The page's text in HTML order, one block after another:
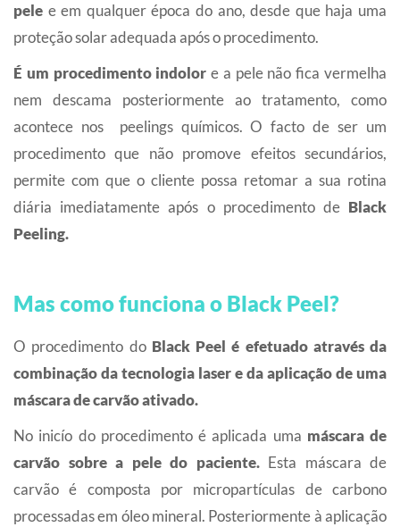
pele e em qualquer época do ano, desde que haja uma
proteção solar adequada após o procedimento.
É um procedimento indolor e a pele não fica vermelha
nem descama posteriormente ao tratamento, como
acontece nos peelings químicos. O facto de ser um
procedimento que não promove efeitos secundários,
permite com que o cliente possa retomar a sua rotina
diária imediatamente após o procedimento de Black
Peeling.
Mas como funciona o Black Peel?
O procedimento do Black Peel é efetuado através da
combinação da tecnologia laser e da aplicação de uma
máscara de carvão ativado.
No inicío do procedimento é aplicada uma máscara de
carvão sobre a pele do paciente.Esta máscara de
carvão é composta por micropartículas de carbono
processadas em óleo mineral. Posteriormente à aplicação